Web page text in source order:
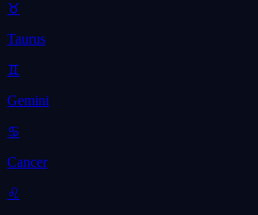
♉
Taurus
♊
Gemini
♋
Cancer
♌